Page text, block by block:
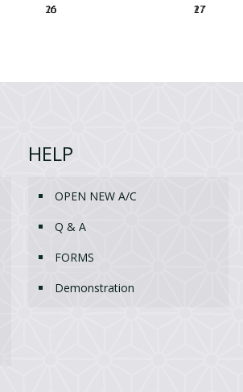
HELP
OPEN NEW A/C
Q & A
FORMS
Demonstration